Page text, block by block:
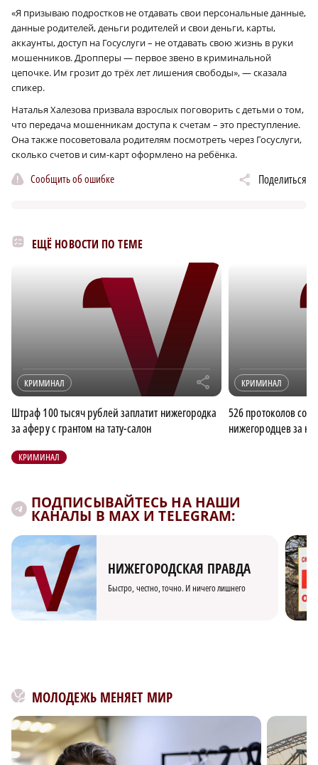
«Я призываю подростков не отдавать свои персональные данные,
данные родителей, деньги родителей и свои деньги, карты,
аккаунты, доступ на Госуслуги – не отдавать свою жизнь в руки
мошенников. Дропперы — первое звено в криминальной
цепочке. Им грозит до трёх лет лишения свободы», — сказала
спикер.
Наталья Халезова призвала взрослых поговорить с детьми о том,
что передача мошенникам доступа к счетам – это преступление.
Она также посоветовала родителям посмотреть через Госуслуги,
сколько счетов и сим-карт оформлено на ребёнка.
Сообщить об ошибке Поделиться
ЕЩЁ НОВОСТИ ПО ТЕМЕ
КРИМИНАЛ r
Штраф 100 тысяч рублей заплатит нижегородка
за аферу с грантом на тату-салон
КРИМИНАЛ
526 протоколов
нижегородцев за
КРИМИНАЛ
ПОДПИСЫВАЙТЕСЬ НА НАШИ
КАНАЛЫ В MAX И TELEGRAM:
НИЖЕГОРОДСКАЯ ПРАВДА
Быстро, честно, точно. И ничего лишнего
МОЛОДЕЖЬ МЕНЯЕТ МИР